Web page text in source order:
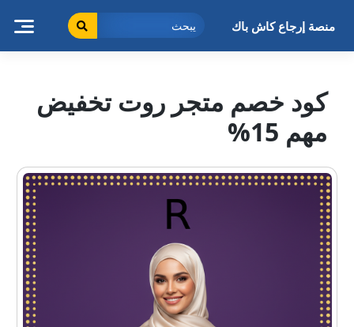
منصة إرجاع كاش باك
كود خصم متجر روت تخفيض
مهم 15%